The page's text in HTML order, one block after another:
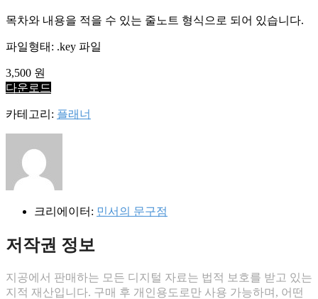
목차와 내용을 적을 수 있는 줄노트 형식으로 되어 있습니다.
파일형태: .key 파일
3,500 원
다운로드
카테고리: 플래너
크리에이터: 민서의 문구점
저작권 정보
지공에서 판매하는 모든 디지털 자료는 법적 보호를 받고 있는
지적 재산입니다. 구매 후 개인용도로만 사용 가능하며, 어떤